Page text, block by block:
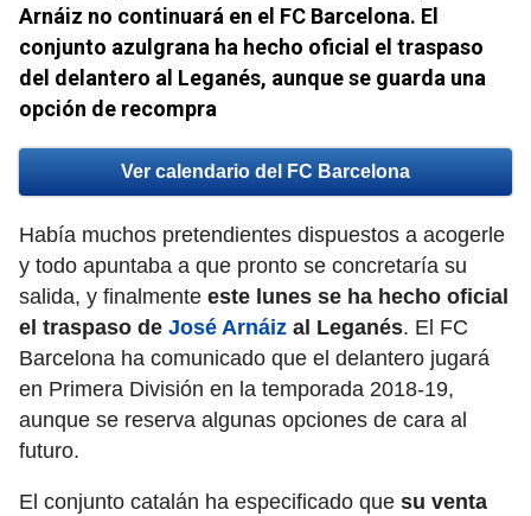
Arnáiz no continuará en el FC Barcelona. El
conjunto azulgrana ha hecho oficial el traspaso
del delantero al Leganés, aunque se guarda una
opción de recompra
Ver calendario del FC Barcelona
Había muchos pretendientes dispuestos a acogerle
y todo apuntaba a que pronto se concretaría su
salida, y finalmente este lunes se ha hecho oficial
el traspaso de José Arnáiz al Leganés. El FC
Barcelona ha comunicado que el delantero jugará
en Primera División en la temporada 2018-19,
aunque se reserva algunas opciones de cara al
futuro.
El conjunto catalán ha especificado que su venta